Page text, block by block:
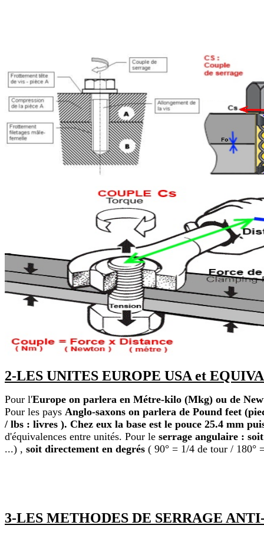
2-LES UNITES EUROPE USA et
Pour l'Europe on parlera en Métre-kilo (Mkg) ou de
Pour les pays Anglo-saxons on parlera de Pound feet
/ lbs : livres ). Chez eux la base est le pouce 25.4 mm
d'équivalences entre unités. Pour le serrage angulaire :
...) , soit directement en degrés ( 90° = 1/4 de tour / 180°
3-LES METHODES DE SERRAGE